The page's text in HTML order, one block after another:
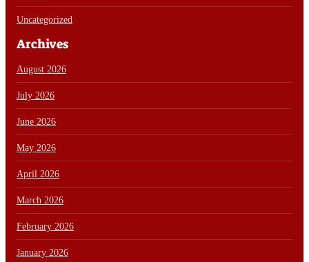
Uncategorized
Archives
August 2026
July 2026
June 2026
May 2026
April 2026
March 2026
February 2026
January 2026